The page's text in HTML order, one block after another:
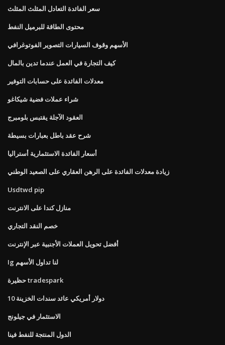
سعر الفائدة التعادل المثلث المثلث
محتوى الطاقة للبرميل النفط
الأسهم وقوف السيارات التصوير الفوتوغرافي
كيف التجارة في العمل عندما تدين بالمال
معدلات الفائدة على حسابات التوفير
شراء عملات فضية شيكاغو
العقود الآجلة يقتبس بلومبرج
شرح عقد باطل بعبارات بسيطة
أسعار الفائدة الاستثمارية أستراليا
زيادة معدلات الفائدة على الرهن العقاري على الصعيد الوطني
Usdtwd pip
منازل كندا على الانترنت
خصم النقد التجاري
أفضل تحويل العملات الأجنبية عبر الإنترنت
Ig لنا تداول الأسهم
حظيرة tradespark
10 دولار أمريكي عائد سندات الخزينة
الاستثمار في جيلونج
الدول المنتجة للنفط فينا